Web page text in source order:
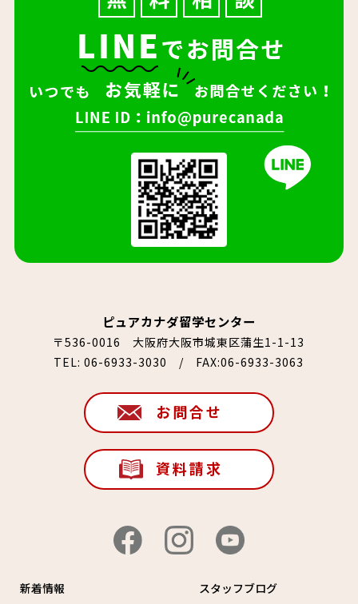
ピュアカナダ留学センター
〒536-0016 大阪府大阪市城東区蒲生1-1-13
TEL:06-6933-3030 / FAX:06-6933-3063
お問合せ
資料請求
新着情報
スタッフブログ